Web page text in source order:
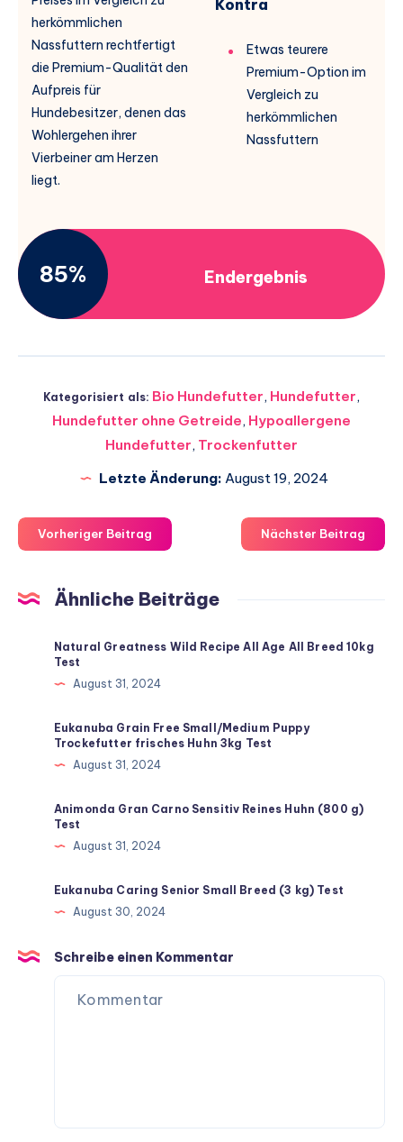
herkömmlichen
Nassfuttern rechtfertigt
die Premium-Qualität den
Aufpreis für
Hundebesitzer, denen das
Wohlergehen ihrer
Vierbeiner am Herzen
liegt.
Kontra
Etwas teurere
Premium-Option im
Vergleich zu
herkömmlichen
Nassfuttern
85% Endergebnis
Kategorisiert als: Bio Hundefutter, Hundefutter,
Hundefutter ohne Getreide, Hypoallergene
Hundefutter, Trockenfutter
Letzte Änderung: August 19, 2024
Vorheriger Beitrag Nächster Beitrag
Ähnliche Beiträge
Natural Greatness Wild Recipe All Age All Breed 10kg
Test
August 31, 2024
Eukanuba Grain Free Small/Medium Puppy
Trockefutter frisches Huhn 3kg Test
August 31, 2024
Animonda Gran Carno Sensitiv Reines Huhn (800 g)
Test
August 31, 2024
Eukanuba Caring Senior Small Breed (3 kg) Test
August 30, 2024
Schreibe einen Kommentar